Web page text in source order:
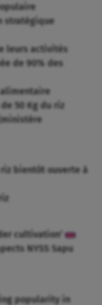
stratégique
leurs activités
de 90% des
alimentaire
50 Kg du riz
bientôt ouverte à
cultivation’
NYSS Sapu
popularity in